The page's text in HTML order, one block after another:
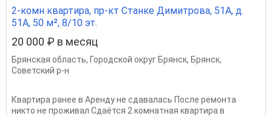
2-комн квартира, пр-кт Станке Димитрова, 51А, д.
51А, 50 м², 8/10 эт.
20 000 ₽ в месяц
Брянская область, Городской округ Брянск, Брянск,
Советский р-н
Квартира ранее в Аренду не сдавалась После ремонта
никто не проживал Сдаётся 2 комнатная квартира в